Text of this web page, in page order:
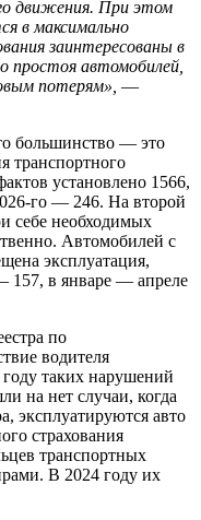
движения. При этом
в максимально
заинтересованы в
автомобилей,
потерям», —
большинство — это
транспортного
установлено 1566,
го — 246. На второй
себе необходимых
Автомобилей с
эксплуатация,
157, в январе — апреле
по
водителя
таких нарушений
на нет случаи, когда
эксплуатируются авто
страхования
транспортных
В 2024 году их